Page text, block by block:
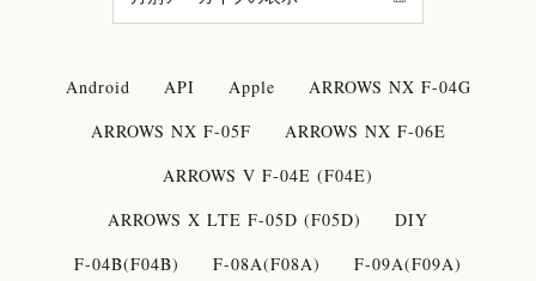
Android API Apple
ARROWS NX F-04G
ARROWS NX F-05F
ARROWS NX F-06E
ARROWS V F-04E (F04E)
ARROWS X LTE F-05D (F05D)
DIY
F-04B(F04B)
F-08A(F08A)
F-09A(F09A)